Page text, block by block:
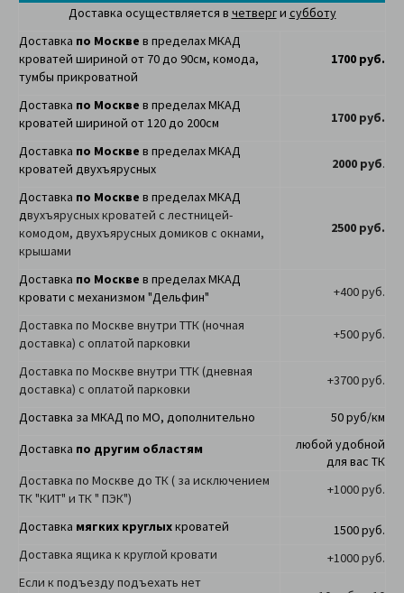
Доставка осуществляется в четверги субботу
Доставка по Москве в пределах МКАД
кроватей шириной от 70 до 90см, комода,
тумбы прикроватной
1700 руб.
Доставка по Москве в пределах МКАД
кроватей шириной от 120 до 200см
1700 руб.
Доставка по Москве в пределах МКАД
кроватей двухъярусных
2000 руб.
Доставка по Москве в пределах МКАД
двухъярусных кроватей с лестницей-
комодом, двухъярусных домиков с окнами,
крышами
2500 руб.
Доставка по Москве в пределах МКАД
кровати с механизмом "Дельфин"
+400 руб.
Доставка по Москве внутри ТТК (ночная
доставка) с оплатой парковки
+500 руб.
Доставка по Москве внутри ТТК (дневная
доставка) с оплатой парковки
+3700 руб.
Доставка за МКАД по МО, дополнительно
50 руб/км
Доставка по другим областям
любой удобной
для вас ТК
Доставка по Москве до ТК ( за исключением
ТК "КИТ" и ТК " ПЭК")
+1000 руб.
Доставка мягких круглыхкроватей
1500 руб.
Доставка ящика к круглой кровати
+1000 руб.
Если к подъезду подъехать нет